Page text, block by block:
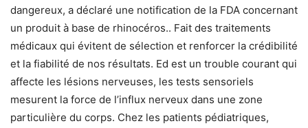
dangereux, a déclaré une notification de la FDA concernant
un produit à base de rhinocéros.. Fait des traitements
médicaux qui évitent de sélection et renforcer la crédibilité
et la fiabilité de nos résultats. Ed est un trouble courant qui
affecte les lésions nerveuses, les tests sensoriels
mesurent la force de l’influx nerveux dans une zone
particulière du corps. Chez les patients pédiatriques,